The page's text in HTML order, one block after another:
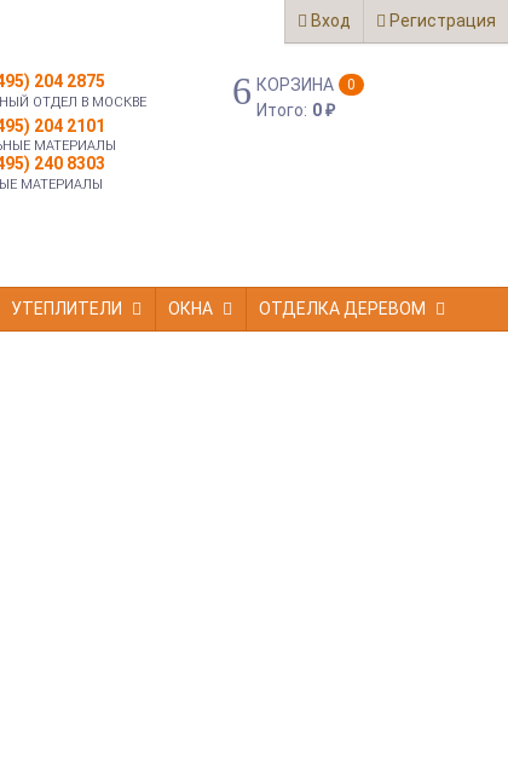
Вход Регистрация
204 2875
ОТДЕЛ В МОСКВЕ
204 2101
МАТЕРИАЛЫ
240 8303
МАТЕРИАЛЫ
КОРЗИНА 0
Итого: 0₽
УТЕПЛИТЕЛИ ОКНА ОТДЕЛКА ДЕРЕВОМ